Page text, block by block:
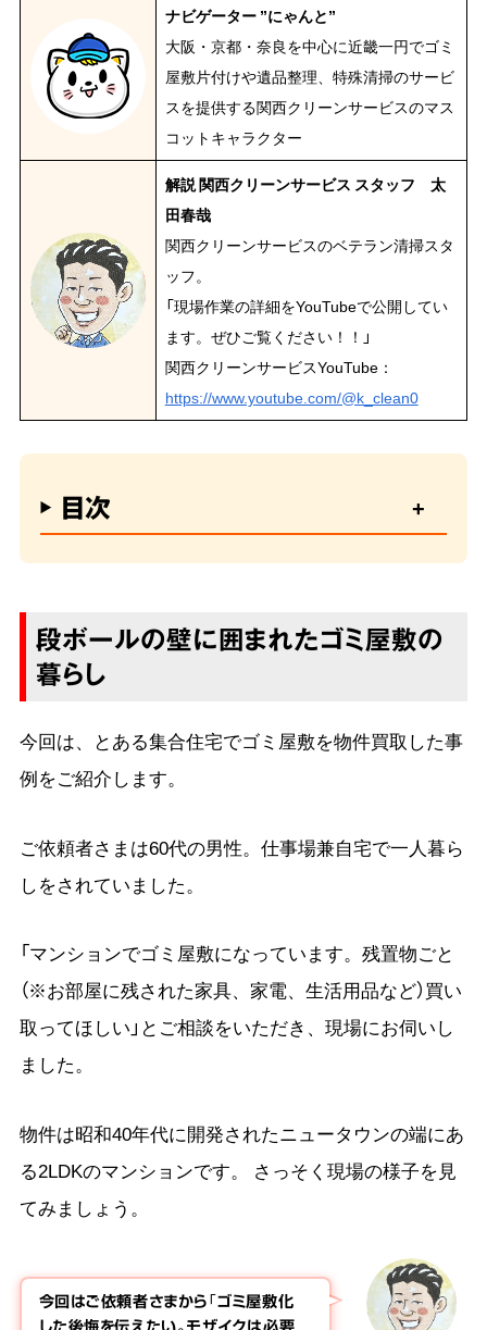
ナビゲーター ”にゃんと”
大阪・京都・奈良を中心に近畿一円でゴミ
屋敷片付けや遺品整理、特殊清掃のサービ
スを提供する関西クリーンサービスのマス
コットキャラクター
解説 関西クリーンサービス スタッフ 太
田春哉
関西クリーンサービスのベテラン清掃スタ
ッフ。
「現場作業の詳細をYouTubeで公開してい
ます。ぜひご覧ください！！」
関西クリーンサービスYouTube：
https://www.youtube.com/@k_clean0
目次
段ボールの壁に囲まれたゴミ屋敷の
暮らし
今回は、とある集合住宅でゴミ屋敷を物件買取した事
例をご紹介します。
ご依頼者さまは60代の男性。仕事場兼自宅で一人暮ら
しをされていました。
「マンションでゴミ屋敷になっています。残置物ごと
（※お部屋に残された家具、家電、生活用品など）買い
取ってほしい」とご相談をいただき、現場にお伺いし
ました。
物件は昭和40年代に開発されたニュータウンの端にあ
る2LDKのマンションです。 さっそく現場の様子を見
てみましょう。
今回はご依頼者さまから「ゴミ屋敷化